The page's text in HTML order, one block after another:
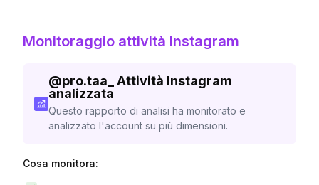
Monitoraggio attività Instagram
@pro.taa_
Attività Instagram
analizzata
Questo rapporto di analisi ha monitorato e
analizzato l'account su più dimensioni.
Cosa monitora: